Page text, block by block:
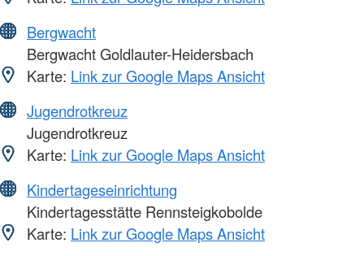
Bergwacht
Bergwacht Goldlauter-Heidersbach
Karte: Link zur Google Maps Ansicht
Jugendrotkreuz
Jugendrotkreuz
Karte: Link zur Google Maps Ansicht
Kindertageseinrichtung
Kindertagesstätte Rennsteigkobolde
Karte: Link zur Google Maps Ansicht